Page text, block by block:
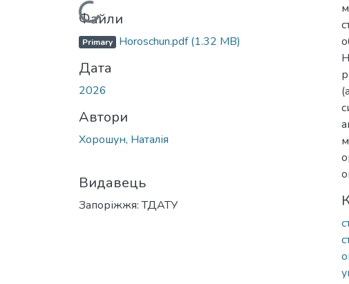
Вантажиться...
Файли
Primary Horoschun.pdf(1.32 MB)
Дата
2026
Автори
Хорошун, Наталія
Видавець
Запоріжжя: ТДАТУ